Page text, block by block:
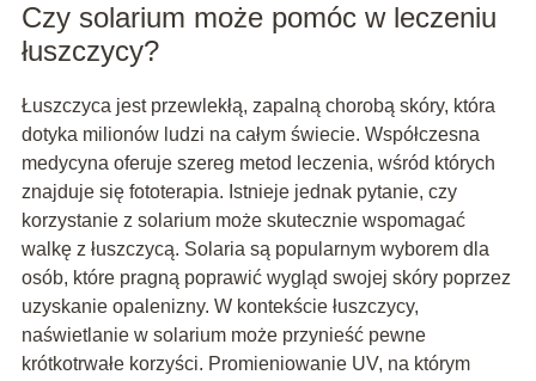
Czy solarium może pomóc w leczeniu
łuszczycy?
Łuszczyca jest przewlekłą, zapalną chorobą skóry, która
dotyka milionów ludzi na całym świecie. Współczesna
medycyna oferuje szereg metod leczenia, wśród których
znajduje się fototerapia. Istnieje jednak pytanie, czy
korzystanie z solarium może skutecznie wspomagać
walkę z łuszczycą. Solaria są popularnym wyborem dla
osób, które pragną poprawić wygląd swojej skóry poprzez
uzyskanie opalenizny. W kontekście łuszczycy,
naświetlanie w solarium może przynieść pewne
krótkotrwałe korzyści. Promieniowanie UV, na którym